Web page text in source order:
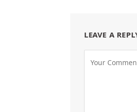
LEAVE A